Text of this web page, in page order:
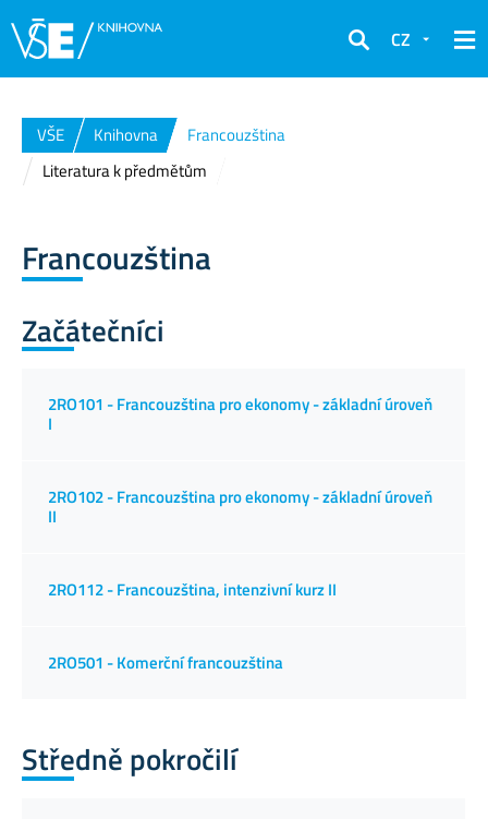
Hledat
CZ
VŠE Knihovna
Francouzština
Literatura k předmětům
Francouzština
Začátečníci
2RO101 - Francouzština pro ekonomy - základní úroveň
I
2RO102 - Francouzština pro ekonomy - základní úroveň
II
2RO112 - Francouzština, intenzivní kurz II
2RO501 - Komerční francouzština
Středně pokročilí